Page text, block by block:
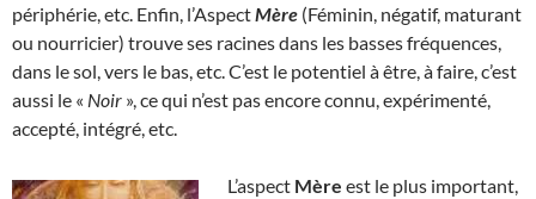
périphérie, etc. Enfin, l’AspectMère (Féminin, négatif, maturant
ou nourricier) trouve ses racines dans les basses fréquences,
dans le sol, vers le bas, etc. C’est le potentiel à être, à faire, c’est
aussi le « Noir », ce qui n’est pas encore connu, expérimenté,
accepté, intégré, etc.
L’aspect Mère est le plus important,